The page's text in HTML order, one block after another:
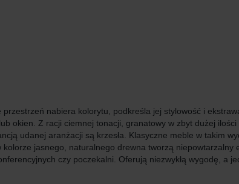
nabiera kolorytu, podkreśla jej stylowość i
okien. Z racji ciemnej tonacji, granatowy w zbyt dużej
udanej aranżacji są krzesła. Klasyczne meble w takim
jasnego, naturalnego drewna tworzą niepowtarzalny
czy poczekalni. Oferują niezwykłą wygodę, a